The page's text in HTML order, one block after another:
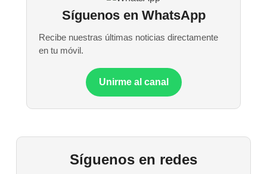
Síguenos en WhatsApp
Recibe nuestras últimas noticias directamente
en tu móvil.
Unirme al canal
Síguenos en redes